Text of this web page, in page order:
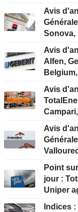
Avis
Sonova,
Avis
Alfen,
Avis
Avis
Point
jour :
Uniper
Indices